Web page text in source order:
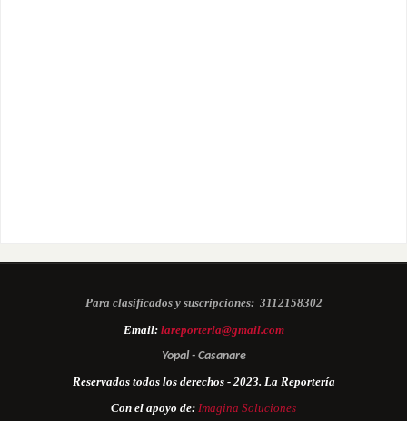
Para clasificados y suscripciones: 3112158302
Email: lareporteria@gmail.com
Yopal - Casanare
Reservados todos los derechos - 2023. La Reportería
Con el apoyo de: Imagina Soluciones